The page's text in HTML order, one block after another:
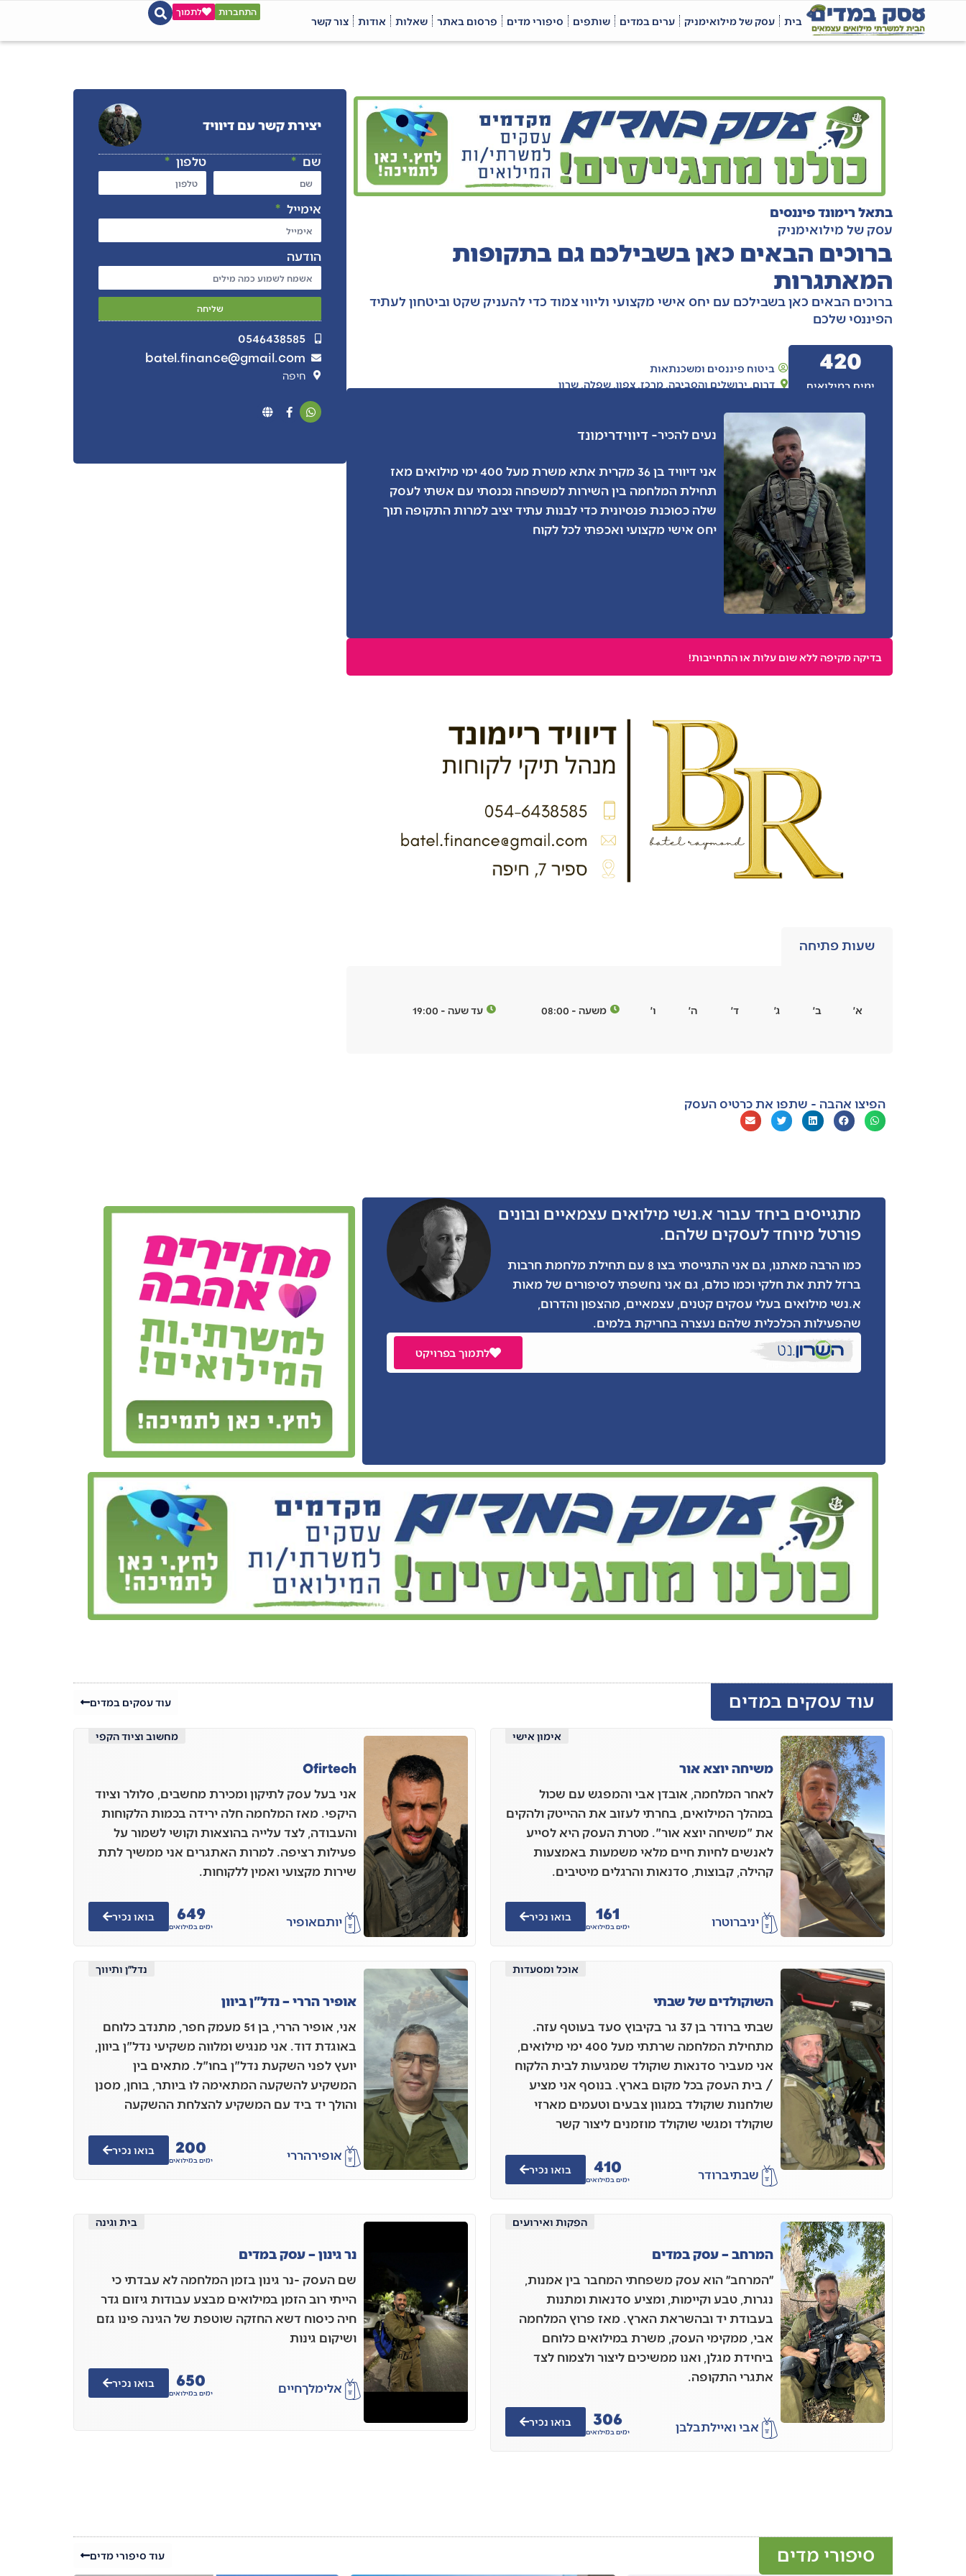
בית עסק של מילואימניק ערים במדים שותפים סיפורי מדים פרסום באתר שאלות אודות צור קשר
התחברות לתמוך
בתאל רימונד פיננסים
עסק של מילואימניק
ברוכים הבאים כאן בשבילכם גם בתקופות
המאתגרות
ברוכים הבאים כאן בשבילכם עם יחס אישי מקצועי וליווי צמוד כדי להעניק שקט וביטחון לעתיד
הפיננסי שלכם
ביטוח פיננסים ומשכנתאות
דרום ירושלים והסביבה מרכז צפון שפלה שרון ימים במילואים
420
נעים להכיר- דיווידרימונד
אני דיוויד בן 36 מקרית אתא משרת מעל 400 ימי מילואים מאז
תחילת המלחמה בין השירות למשפחה נכנסתי עם אשתי לעסק
שלה כסוכנת פנסיונית כדי לבנות עתיד יציב למרות התקופה תוך
יחס אישי מקצועי ואכפתי לכל לקוח
בדיקה מקיפה ללא שום עלות או התחייבות!
שעות פתיחה
א׳ ב׳ ג׳ ד׳ ה׳ ו׳ משעה - 08:00 עד שעה - 19:00
הפיצו אהבה - שתפו את כרטיס העסק
יצירת קשר עם דיוויד
שם טלפון
אימייל
הודעה
שליחה
0546438585
batel.finance@gmail.com
חיפה
מתגייסים ביחד עבור א.נשי מילואים עצמאיים ובונים
פורטל מיוחד לעסקים שלהם.
כמו הרבה מאתנו, גם אני התגייסתי בצו 8 עם תחילת מלחמת חרבות
ברזל לתת את חלקי וכמו כולם, גם אני נחשפתי לסיפורים של מאות
א.נשי מילואים בעלי עסקים קטנים, עצמאיים, מהצפון והדרום,
שהפעילות הכלכלית שלהם נעצרה בחריקת בלמים.
לתמוך בפרויקט
עוד עסקים במדים עוד עסקים במדים
אימון אישי
משיחה יוצא אור
לאחר המלחמה, אובדן אבי והמפגש עם שכול
במהלך המילואים, בחרתי לעזוב את ההייטק ולהקים
את "משיחה יוצא אור". מטרת העסק היא לסייע
לאנשים לחיות חיים מלאי משמעות באמצעות
קהילה, קבוצות, סדנאות והרגלים מיטיבים.
יניברוטרו ימים במילואים
161 בואו נכיר
מחשוב וציוד הקפי
Ofirtech
אני בעל עסק לתיקון ומכירת מחשבים, סלולר וציוד
היקפי. מאז המלחמה חלה ירידה בכמות הלקוחות
והעבודה, לצד עלייה בהוצאות וקושי לשמור על
פעילות רציפה. למרות האתגרים אני ממשיך לתת
שירות מקצועי ואמין ללקוחות.
יותםאופיר ימים במילואים
649 בואו נכיר
אוכל ומסעדות
השוקולדים של שבתי
שבתי ברודר בן 37 גר בקיבוץ סעד בעוטף עזה.
מתחילת המלחמה שרתתי מעל 400 ימי מילואים,
אני מעביר סדנאות שוקולד שמגיעות לבית הלקוח
/ בית העסק בכל מקום בארץ. בנוסף אני מציע
שולחנות שוקולד במגוון צבעים וטעמים מארזי
שוקולד ומגשי שוקולד מוזמנים ליצור קשר
שבתיברודר ימים במילואים
410 בואו נכיר
נדל״ן ותיווך
אופיר הררי – נדל"ן ביוון
אני, אופיר הררי, בן 51 מעמק חפר, מתנדב כלוחם
באוגדת דוד. אני מנגיש ומלווה משקיעי נדל"ן ביוון,
יועץ לפני השקעת נדל"ן בחו"ל. מתאים בין
המשקיע להשקעה המתאימה לו ביותר, בוחן, מסנן
והולך יד ביד עם המשקיע להצלחת ההשקעה
אופירהררי ימים במילואים
200 בואו נכיר
הפקות ואירועים
המרחב – עסק במדים
״המרחב״ הוא עסק משפחתי המחבר בין אמנות,
נגרות, טבע וקיימות, ומציע סדנאות ומתנות
בעבודת יד ובהשראת הארץ. מאז פרוץ המלחמה
אבי, ממקימי העסק, משרת במילואים כלוחם
ביחידת מגלן, ואנו ממשיכים ליצור ולצמוח לצד
אתגרי התקופה.
אבי ואיילתבלבן ימים במילואים
306 בואו נכיר
בית וגינה
נר גינון – עסק במדים
שם העסק -נר גינון בזמן המלחמה לא עבדתי כי
הייתי רוב הזמן במילואים מבצע עבודות גיזום גדר
חיה כיסוח דשא החזקה שוטפת של הגינה פינו גזם
ושיקום גינות
אלימלךחיים ימים במילואים
650 בואו נכיר
סיפורי מדים עוד סיפורי מדים